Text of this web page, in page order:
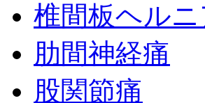
椎間板ヘルニ
肋間神経痛
股関節痛